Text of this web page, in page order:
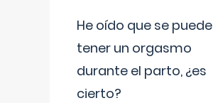
He oído que se puede
tener un orgasmo
durante el parto, ¿es
cierto?